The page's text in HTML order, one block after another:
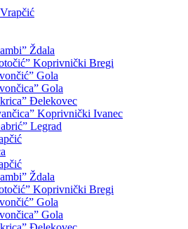
Ždala
Koprivnički Bregi
Gola
Gola
Đelekovec
Koprivnički Ivanec
Legrad
Ždala
Koprivnički Bregi
Gola
Gola